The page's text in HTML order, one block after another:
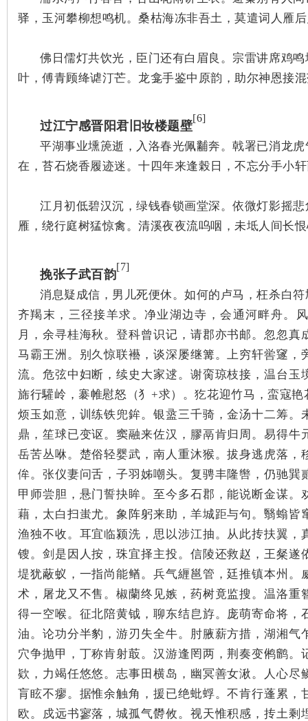
驿，玉河攀柳想鸣机。桑枯海冻非吾土，莫遣词人雁
佛日儒灯共饮光，臣门还有白眉良。宗雷讲席鸡
叶，傅青顾绛谑汀芒。龙龛手鉴中原韵，助尔神恩接
过江宁感晋阳君旧妆楼题壁
[6]
平湖事业壎箎逝，入洛春光佩黼奔。戟署已消龙
在，苔石烧香履迹迷。十四年来逢榖日，不忘分手小
江月初低碧汉沉，绿钱春锁画堂深。依微灯影摇
雁，绕行庭树猛惊禽。清溪夜夜流呜咽，未坻人间长
挽张子武百韵
[7]
消息疑成信，男儿死便休。如何的卢马，枉杀白
齐羯末，三径接羊求。净业湖边寺，会通河畔舟。
月，余寻桂海秋。登科曾识记，请郡亦书邮。忽忽
马霸王洲。别久惊联襼，谈深屡继篝。上穷轩喾䆳，
流。危弦中妇断，续史大家逑。谢脔琼枝接，温台玉
旆行驩岭，褰帷慰怒（犭+求）。犵花迎竹马，蛮寇
烦玉如意，训练铁兜鉾。银盝三千骑，金汤十二筹。
鼎，笙球已变讴。窦融来佐汉，膠鬲肯归周。易得牛
岳苦丛咻。楚俗轻婴武，南人重沐猴。拔身逃虎落，
侔。张仪妻问舌，子羽姊嘲头。复骋丰隆辔，仍驰巽
甲师尝胆，悬门誓抉眸。至今多石郡，能说断金谋。
藉，太白扫蚩尤。象阵躬来助，羊城距与句。翳螉皆
渔独不收。耳宜临颍洗，思以涉江抽。从此抟扶翼，
锼。剑是因人按，珠宜择主投。信陵还救赵，王粲遂
堤犹蔽蚁，一指尚能䲡。兵气緾邕管，廷推镇本州。
术，屠龙又不售。椒蘭终见嫉，药树竟监搜。温洛重
得一空喉。征北陪黄钺，聊东结皀斿。庞萌寄命将，
油。论功分半豹，游刃失全牛。肘腋薪方措，湖湘气
穴争抛甲，丁称肯射菆。汉游逢罔两，荆奏变鸺鹠。
欵，力竭任悠悠。志事田横岛，幽冥善女湫。人心尽
肓眩不瘳。据惟余触角，援已绝蚍蜉。不肯行蓬累，
欧。戍远书寥落，城孤气欎攸。视天惟积感，抟土剩